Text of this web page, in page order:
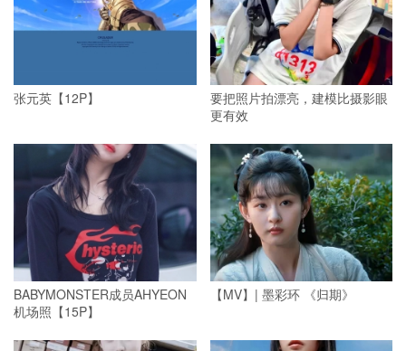
张元英【12P】
要把照片拍漂亮，建模比摄影眼
更有效
BABYMONSTER成员AHYEON
机场照【15P】
【MV】| 墨彩环 《归期》